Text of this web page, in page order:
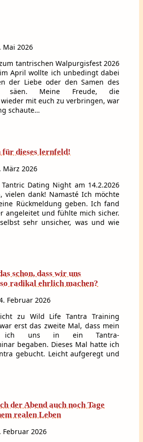
Mai 2026
tantrischen Walpurgisfest 2026
April wollte ich unbedingt dabei
der Liebe oder den Samen des
säen. Meine Freude, die
mit euch zu verbringen, war
schaute…
für dieses lernfeld!
2026
Dating Night am 14.2.2026
vielen dank! Namasté Ich möchte
Rückmeldung geben. Ich fand
angeleitet und fühlte mich sicher.
sehr unsicher, was und wie
schon, dass wir uns
radikal ehrlich machen?
Februar 2026
zu Wild Life Tantra Training
erst das zweite Mal, dass mein
ich uns in ein Tantra-
begaben. Dieses Mal hatte ich
gebucht. Leicht aufgeregt und
der Abend auch noch Tage
realen Leben
2026